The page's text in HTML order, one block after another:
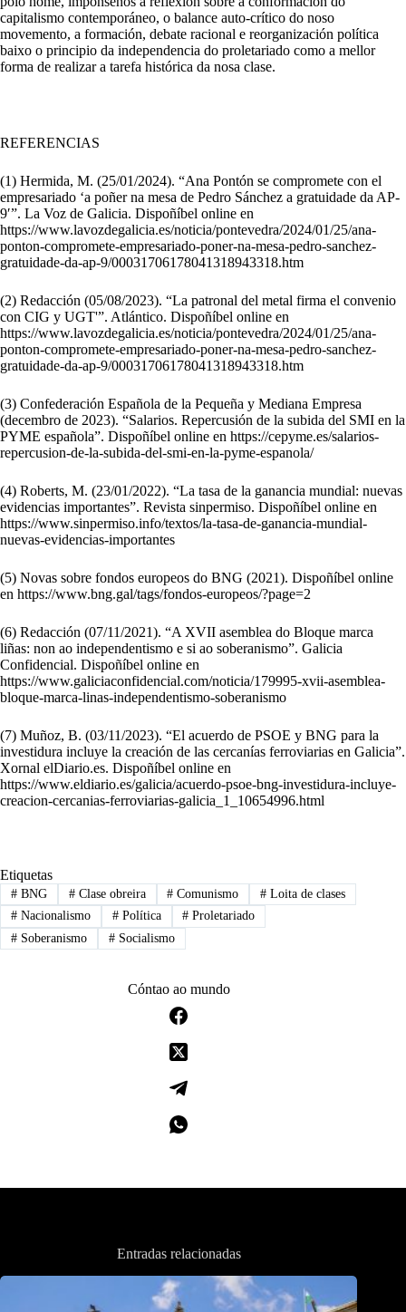
capitalismo contemporáneo, o balance auto-crítico do noso
movemento, a formación, debate racional e reorganización política
baixo o principio da independencia do proletariado como a mellor
forma de realizar a tarefa histórica da nosa clase.
REFERENCIAS
(1) Hermida, M. (25/01/2024). “Ana Pontón se compromete con el
empresariado ‘a poñer na mesa de Pedro Sánchez a gratuidade da AP-
9′”. La Voz de Galicia. Dispoñíbel online en
https://www.lavozdegalicia.es/noticia/pontevedra/2024/01/25/ana-
ponton-compromete-empresariado-poner-na-mesa-pedro-sanchez-
gratuidade-da-ap-9/00031706178041318943318.htm
(2) Redacción (05/08/2023). “La patronal del metal firma el convenio
con CIG y UGT'”. Atlántico. Dispoñíbel online en
https://www.lavozdegalicia.es/noticia/pontevedra/2024/01/25/ana-
ponton-compromete-empresariado-poner-na-mesa-pedro-sanchez-
gratuidade-da-ap-9/00031706178041318943318.htm
(3) Confederación Española de la Pequeña y Mediana Empresa
(decembro de 2023). “Salarios. Repercusión de la subida del SMI en la
PYME española”. Dispoñíbel online en https://cepyme.es/salarios-
repercusion-de-la-subida-del-smi-en-la-pyme-espanola/
(4) Roberts, M. (23/01/2022). “La tasa de la ganancia mundial: nuevas
evidencias importantes”. Revista sinpermiso. Dispoñíbel online en
https://www.sinpermiso.info/textos/la-tasa-de-ganancia-mundial-
nuevas-evidencias-importantes
(5) Novas sobre fondos europeos do BNG (2021). Dispoñíbel online
en https://www.bng.gal/tags/fondos-europeos/?page=2
(6) Redacción (07/11/2021). “A XVII asemblea do Bloque marca
liñas: non ao independentismo e si ao soberanismo”. Galicia
Confidencial. Dispoñíbel online en
https://www.galiciaconfidencial.com/noticia/179995-xvii-asemblea-
bloque-marca-linas-independentismo-soberanismo
(7) Muñoz, B. (03/11/2023). “El acuerdo de PSOE y BNG para la
investidura incluye la creación de las cercanías ferroviarias en Galicia”.
Xornal elDiario.es. Dispoñíbel online en
https://www.eldiario.es/galicia/acuerdo-psoe-bng-investidura-incluye-
creacion-cercanias-ferroviarias-galicia_1_10654996.html
Etiquetas
#BNG #Clase obreira # Comunismo # Loita de clases
#Nacionalismo #Política # Proletariado
#Soberanismo #Socialismo
Cóntao ao mundo
Entradas relacionadas